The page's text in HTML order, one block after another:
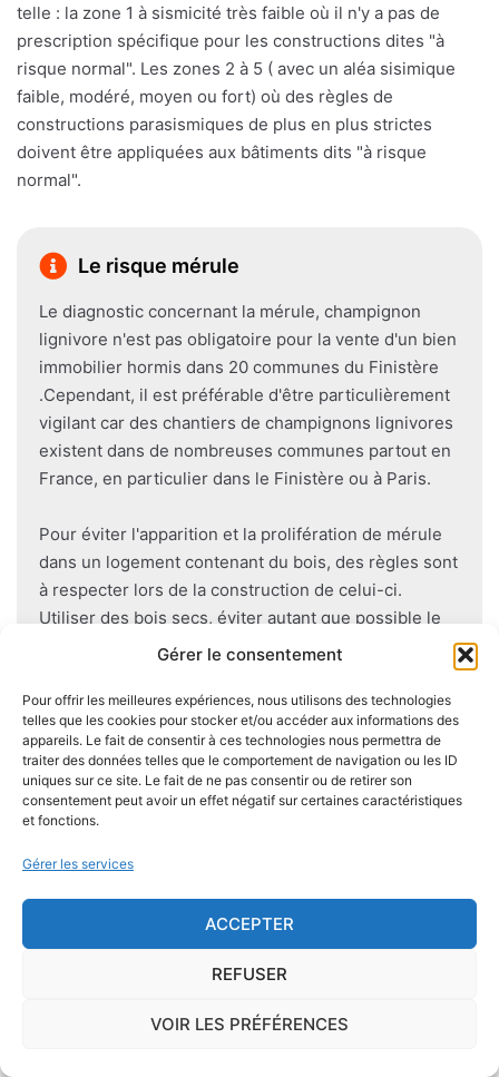
Gérer le consentement
Pour offrir les meilleures expériences, nous utilisons des technologies
telles que les cookies pour stocker et/ou accéder aux informations des
appareils. Le fait de consentir à ces technologies nous permettra de
traiter des données telles que le comportement de navigation ou les ID
uniques sur ce site. Le fait de ne pas consentir ou de retirer son
consentement peut avoir un effet négatif sur certaines caractéristiques
et fonctions.
Gérer les services
ACCEPTER
REFUSER
VOIR LES PRÉFÉRENCES
telle : la zone 1 à sismicité très faible où il n'y a pas de
prescription spécifique pour les constructions dites "à
risque normal". Les zones 2 à 5 ( avec un aléa sisimique
faible, modéré, moyen ou fort) où des règles de
constructions parasismiques de plus en plus strictes
doivent être appliquées aux bâtiments dits "à risque
normal".
Le risque mérule
Le diagnostic concernant la mérule, champignon
lignivore n'est pas obligatoire pour la vente d'un bien
immobilier hormis dans 20 communes du Finistère
.Cependant, il est préférable d'être particulièrement
vigilant car des chantiers de champignons lignivores
existent dans de nombreuses communes partout en
France, en particulier dans le Finistère ou à Paris.
Pour éviter l'apparition et la prolifération de mérule
dans un logement contenant du bois, des règles sont
à respecter lors de la construction de celui-ci.
Utiliser des bois secs, éviter autant que possible le
contact direct entre le bois et le sol
, s'assurer de
prévoir des aérations en sous-sol limitent les risques
majeurs d'apparition de champignons lignivores.
Je demande le descriptif des
risques pour ma ville